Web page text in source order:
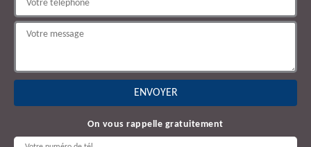
On vous rappelle gratuitement